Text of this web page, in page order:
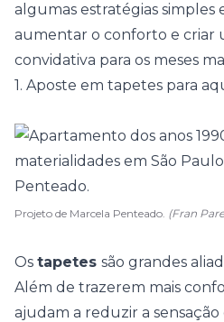
algumas estratégias simples
aumentar o conforto e criar
convidativa para os meses
1. Aposte em tapetes para
Projeto de Marcela Penteado. (Fran
Os tapetes são grandes
Além de trazerem mais
ajudam a reduzir a